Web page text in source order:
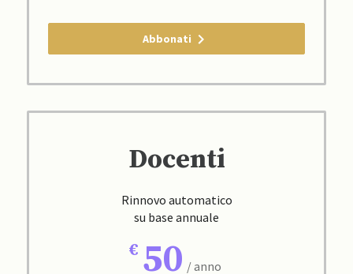
Abbonati
Docenti
Rinnovo automatico
su base annuale
50 / anno